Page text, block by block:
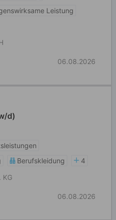
Leistung
06.08.2026
d)
Berufskleidung
4
KG
06.08.2026